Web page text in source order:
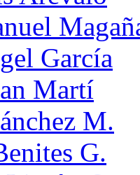
García
Martí
M.
G.